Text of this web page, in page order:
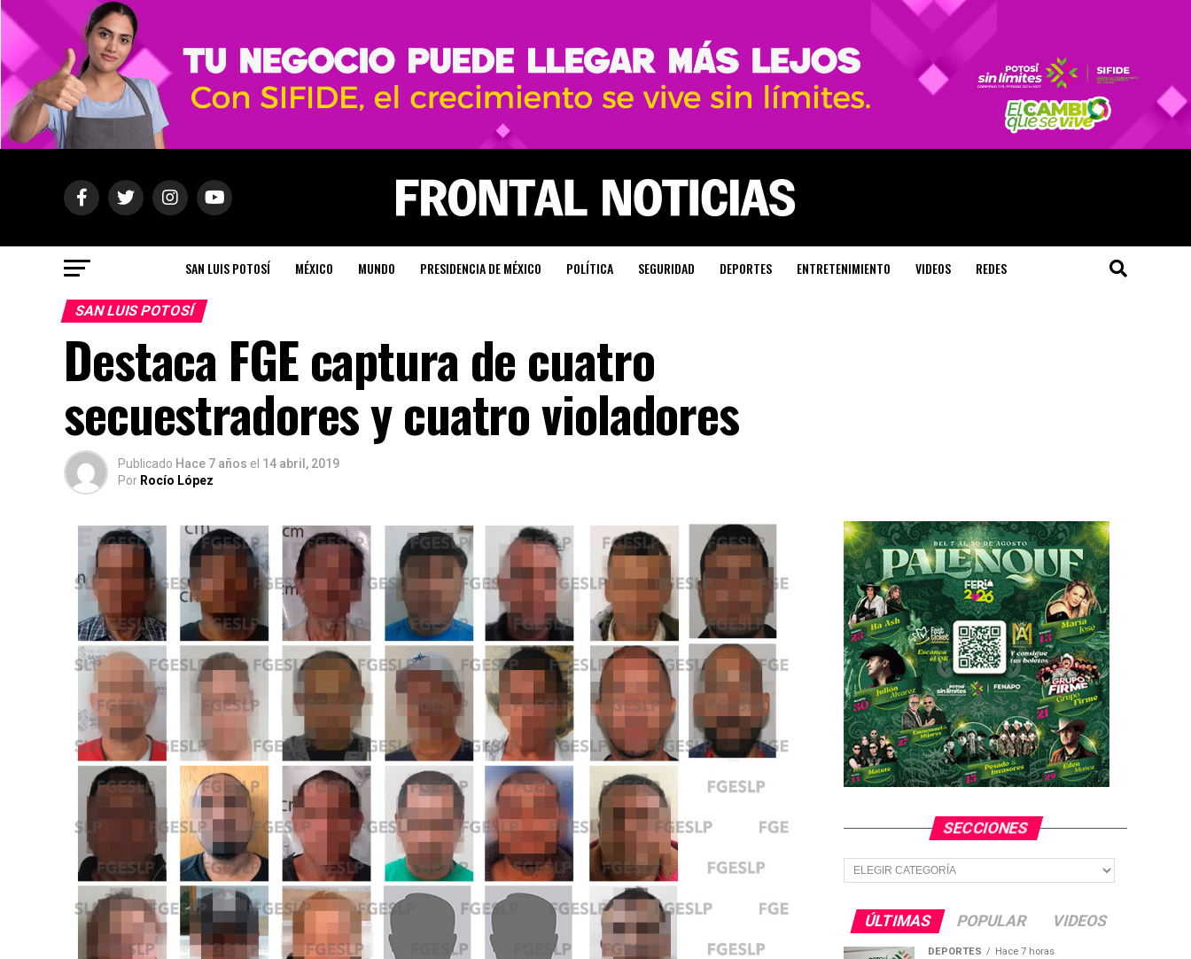
SAN LUIS POTOSÍ MÉXICO MUNDO PRESIDENCIA DE MÉXICO POLÍTICA SEGURIDAD DEPORTES ENTRETENIMIENTO VIDEOS REDES
SAN LUIS POTOSÍ
Destaca FGE captura de cuatro
secuestradores y cuatro violadores
Publicado Hace 7 años el 14 abril, 2019
Por Rocío López
SECCIONES
Secciones
ÚLTIMAS POPULAR VIDEOS
DEPORTES Hace 7 horas